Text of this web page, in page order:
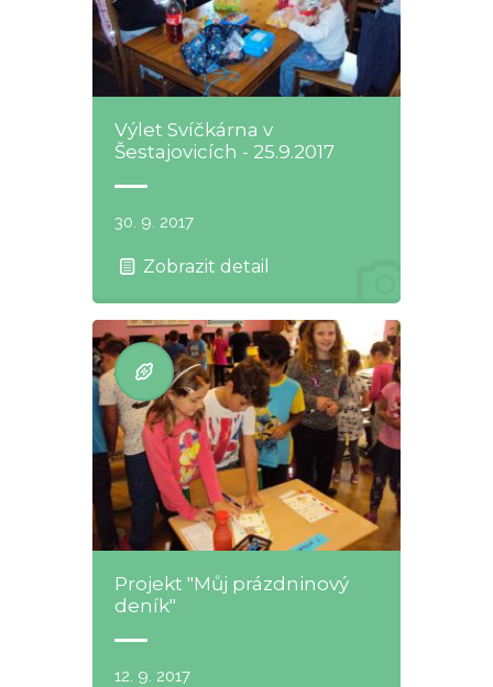
Výlet Svíčkárna v
Šestajovicích - 25.9.2017
30. 9. 2017
Zobrazit detail
Projekt "Můj prázdninový
deník"
12. 9. 2017